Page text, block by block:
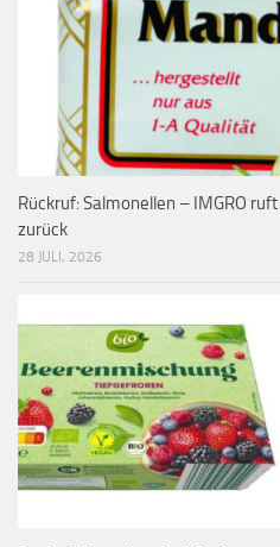
Rückruf: Salmonellen – IMGRO
zurück
28 JULI, 2026